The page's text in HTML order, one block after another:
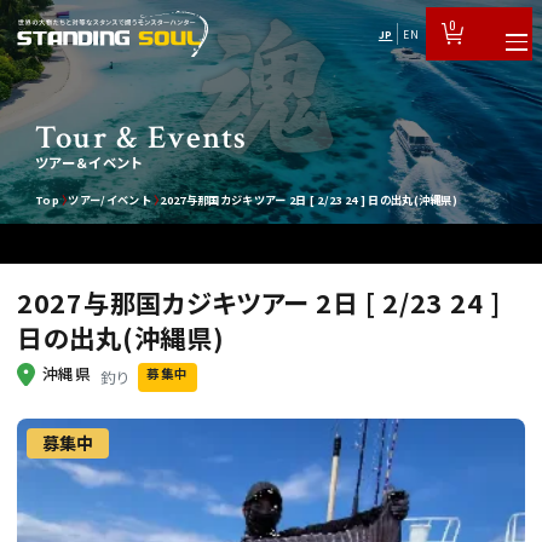
JP EN 0
Tour & Events
ツアー＆イベント
Top ツアー/イベント 2027与那国カジキツアー 2日 [ 2/23 24 ] 日の出丸(沖縄県)
2027与那国カジキツアー 2日 [ 2/23 24 ]
日の出丸(沖縄県)
沖縄県 釣り 募集中
募集中